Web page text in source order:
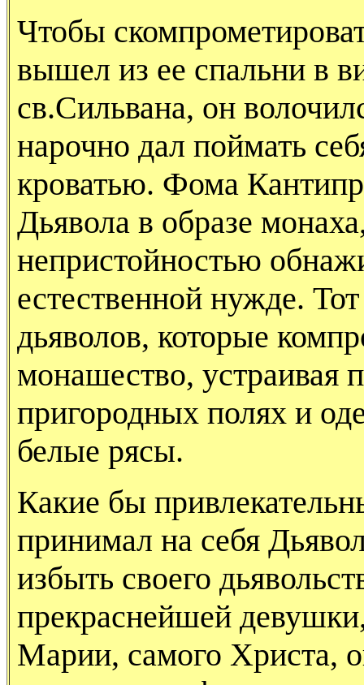
Чтобы
вышел из ее спальни в
св.Сильвана, он
нарочно дал поймать
кроватью. Фома
Дьявола в образе
непристойностью
естественной нужде.
дьяволов, которые
монашество, устраивая
пригородных полях и
белые рясы.
Какие бы
принимал на себя
избыть своего
прекраснейшей
Марии, самого Христа,